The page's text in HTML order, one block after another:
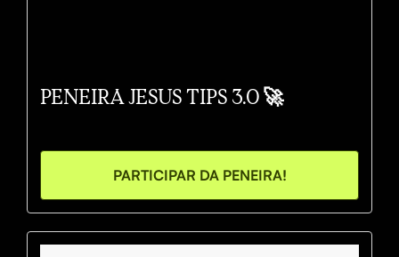
PENEIRA JESUS TIPS 3.0 🚀
PARTICIPAR DA PENEIRA!